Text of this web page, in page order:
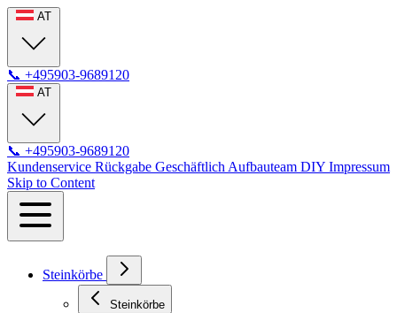
AT
📞 +495903-9689120
AT
📞 +495903-9689120
Kundenservice Rückgabe Geschäftlich Aufbauteam DIY Impressum
Skip to Content
Steinkörbe
Steinkörbe